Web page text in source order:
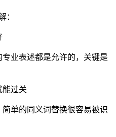
：
业表述都是允许的，关键是
能过关
单的同义词替换很容易被识